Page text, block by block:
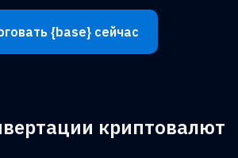
{base} сейчас
криптовалют